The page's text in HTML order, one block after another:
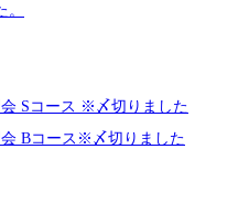
Sコース ※〆切りました
Bコース※〆切りました